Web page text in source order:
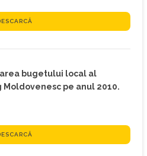
bugetului local al
pe anul 2010.